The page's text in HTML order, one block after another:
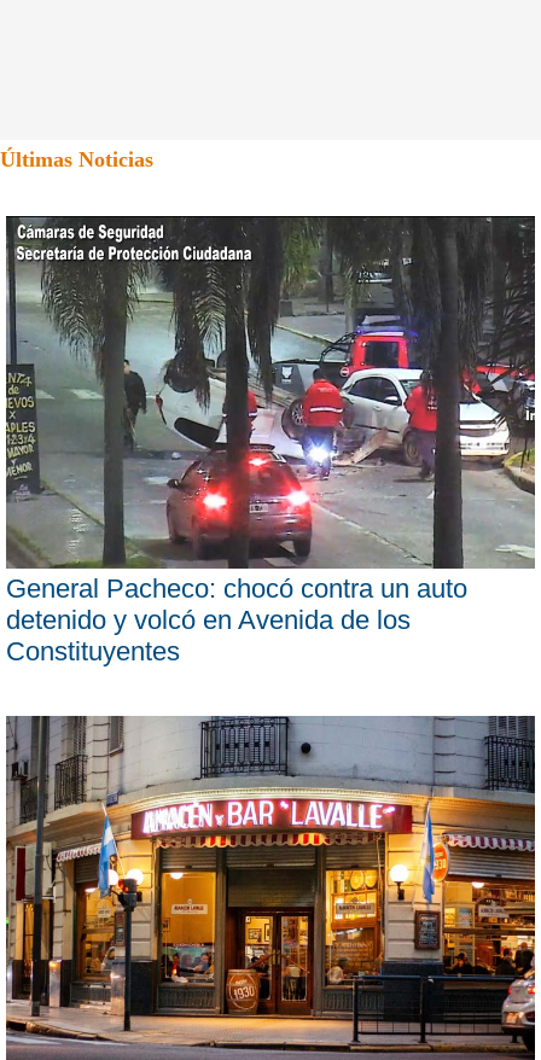
Últimas Noticias
General Pacheco: chocó contra un auto
detenido y volcó en Avenida de los
Constituyentes